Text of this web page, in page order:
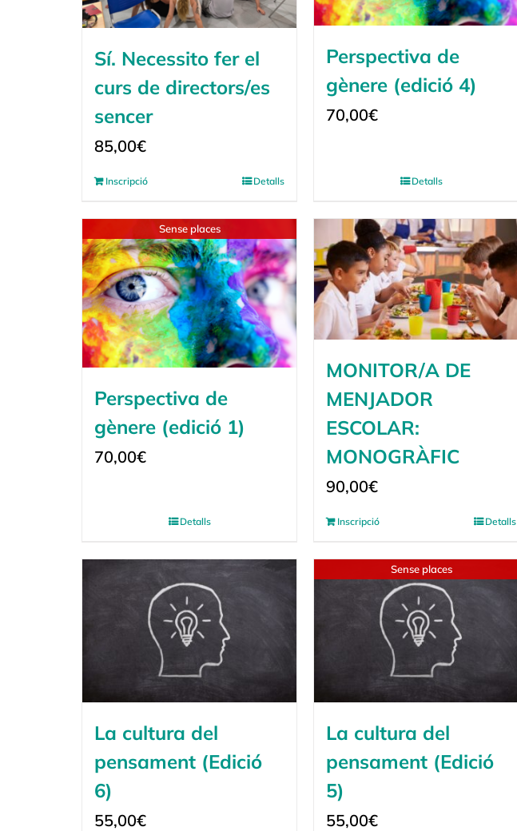
Sí. Necessito fer el
curs de directors/es
sencer
85,00€
Inscripció Detalls
Perspectiva de
gènere (edició 4)
70,00€
Detalls
Sense places
Perspectiva de
gènere (edició 1)
70,00€
Detalls
MONITOR/A DE
MENJADOR
ESCOLAR:
MONOGRÀFIC
90,00€
Inscripció Detalls
La cultura del
pensament (Edició
6)
55,00€
Sense places
La cultura del
pensament (Edició
5)
55,00€